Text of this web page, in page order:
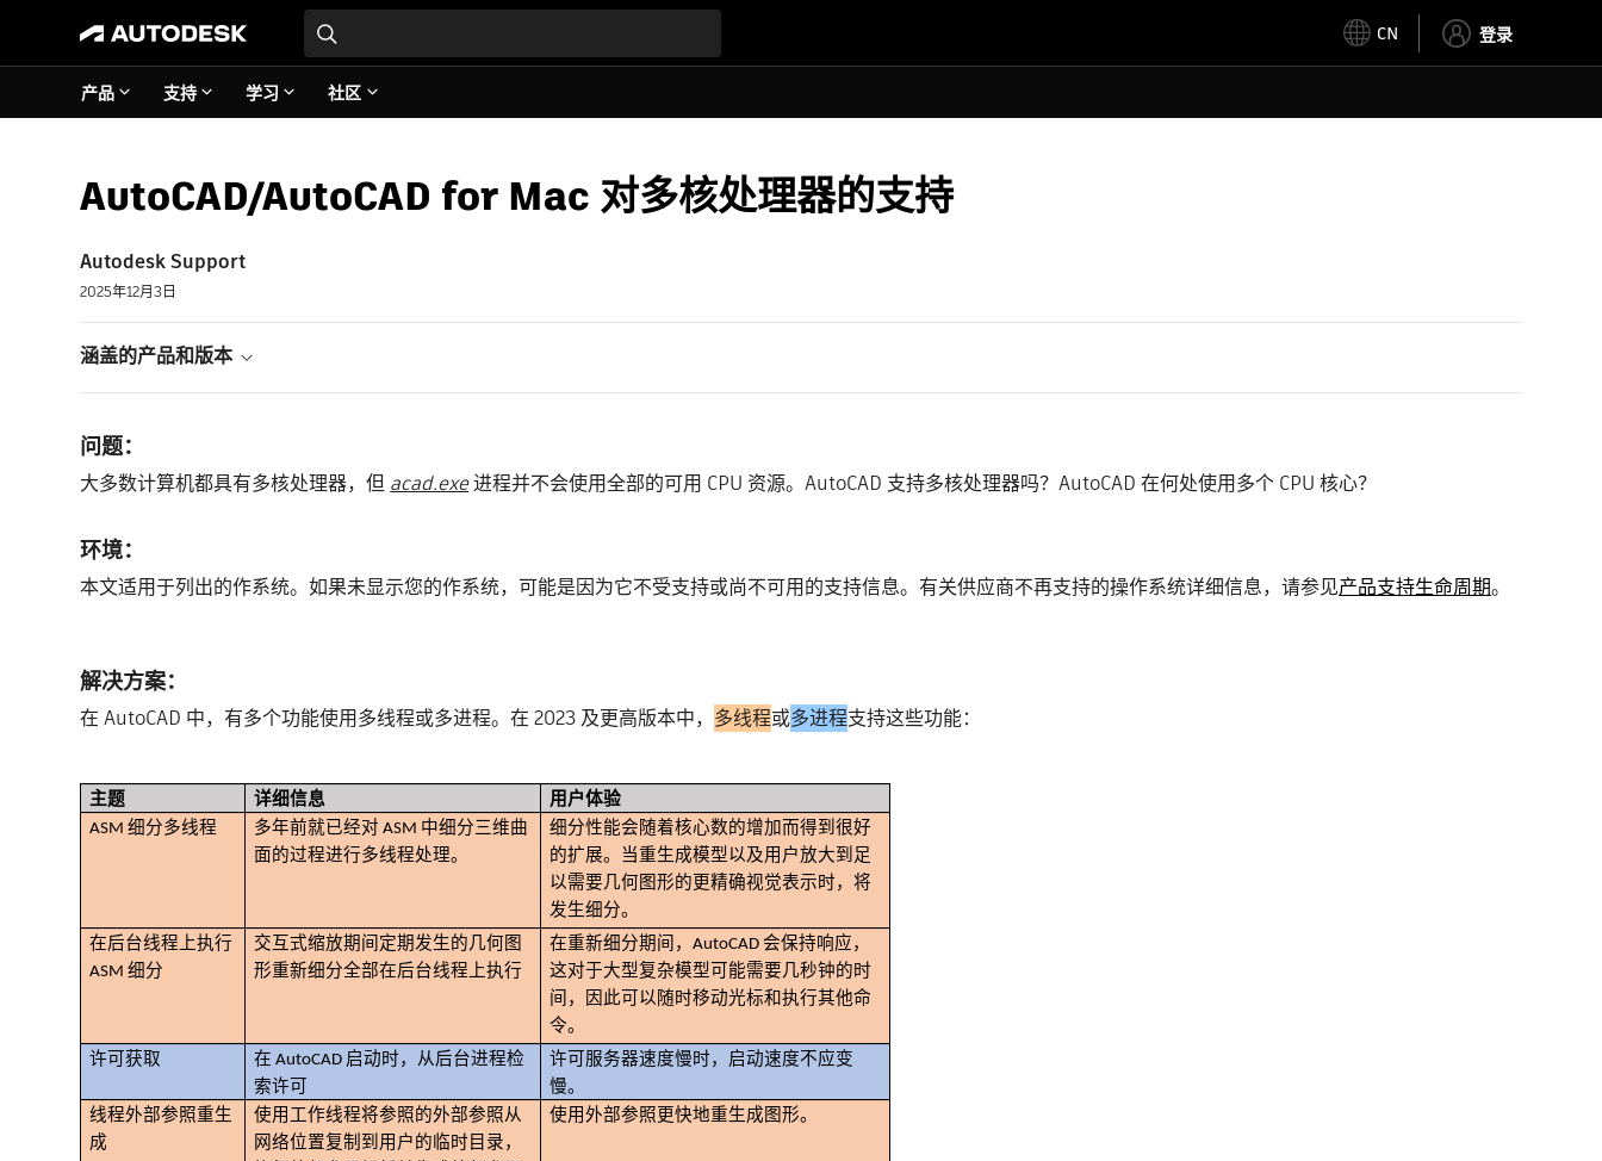
CN 登录
产品 支持 学习 社区
AutoCAD/AutoCAD for Mac 对多核处理器的支持
Autodesk Support
2025年12月3日
涵盖的产品和版本
问题：
大多数计算机都具有多核处理器，但 acad.exe进程并不会使用全部的可用 CPU 资源。AutoCAD 支持多核处理器吗？AutoCAD 在何处使用多个 CPU 核心？
环境：
本文适用于列出的作系统。如果未显示您的作系统，可能是因为它不受支持或尚不可用的支持信息。有关供应商不再支持的操作系统详细信息，请参见产品支持生命周期。
解决方案：
在 AutoCAD 中，有多个功能使用多线程或多进程。在 2023 及更高版本中， 多线程或多进程支持这些功能：
主题 详细信息
用户体验
ASM 细分多线程
多年前就已经对 ASM 中细分三维曲
面的过程进行多线程处理。
细分性能会随着核心数的增加而得到很好
的扩展。当重生成模型以及用户放大到足
以需要几何图形的更精确视觉表示时，将
发生细分。
在后台线程上执行
ASM 细分
交互式缩放期间定期发生的几何图
形重新细分全部在后台线程上执行
在重新细分期间，AutoCAD 会保持响应，
这对于大型复杂模型可能需要几秒钟的时
间，因此可以随时移动光标和执行其他命
令。
许可获取
在 AutoCAD 启动时，从后台进程检
索许可
许可服务器速度慢时，启动速度不应变
慢。
线程外部参照重生
成
使用工作线程将参照的外部参照从
网络位置复制到用户的临时目录，
使用外部参照更快地重生成图形。